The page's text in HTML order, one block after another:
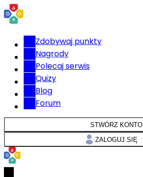
Zdobywaj punkty
Nagrody
Polecaj serwis
Quizy
Blog
Forum
STWÓRZ KONTO
ZALOGUJ SIĘ